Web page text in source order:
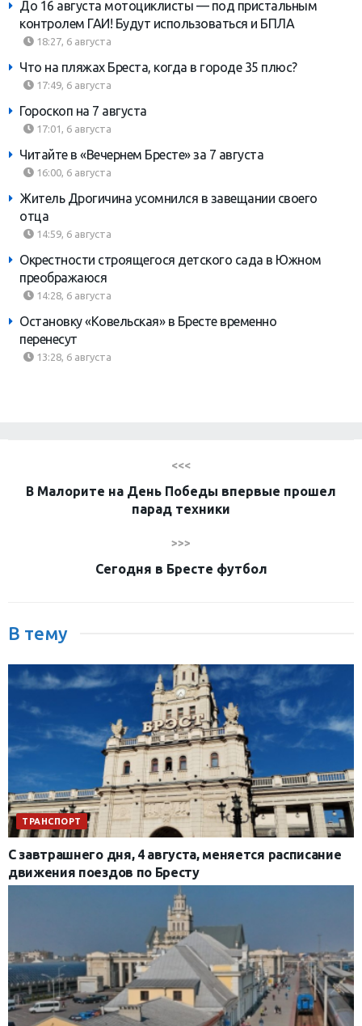
До 16 августа мотоциклисты — под пристальным
контролем ГАИ! Будут использоваться и БПЛА
18:27, 6 августа
Что на пляжах Бреста, когда в городе 35 плюс?
17:49, 6 августа
Гороскоп на 7 августа
17:01, 6 августа
Читайте в «Вечернем Бресте» за 7 августа
16:00, 6 августа
Житель Дрогичина усомнился в завещании своего
отца
14:59, 6 августа
Окрестности строящегося детского сада в Южном
преображаюся
14:28, 6 августа
Остановку «Ковельская» в Бресте временно
перенесут
13:28, 6 августа
<<<
В Малорите на День Победы впервые прошел
парад техники
>>>
Сегодня в Бресте футбол
В тему
ТРАНСПОРТ
С завтрашнего дня, 4 августа, меняется расписание
движения поездов по Бресту